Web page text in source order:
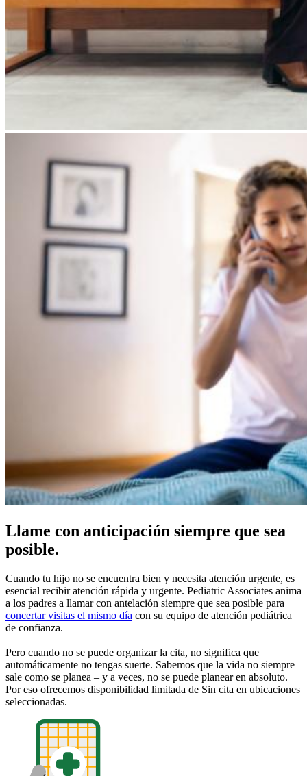
Llame con anticipación siempre que sea
posible.
Cuando tu hijo no se encuentra bien y necesita atención urgente, es
esencial recibir atención rápida y urgente. Pediatric Associates anima
a los padres a llamar con antelación siempre que sea posible para
concertar visitas el mismo día con su equipo de atención pediátrica
de confianza.
Pero cuando no se puede organizar la cita, no significa que
automáticamente no tengas suerte. Sabemos que la vida no siempre
sale como se planea – y a veces, no se puede planear en absoluto.
Por eso ofrecemos disponibilidad limitada de Sin cita en ubicaciones
seleccionadas.